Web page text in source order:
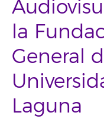
la
General
Laguna